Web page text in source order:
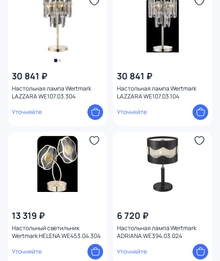
30 841 ₽
Настольная лампа Wertmark
LAZZARA WE107.03.304
Уточняйте
30 841 ₽
Настольная лампа Wertmark
LAZZARA WE107.03.104
Уточняйте
13 319 ₽
Настольный светильник
Wertmark HELENA WE453.04.304
Уточняйте
6 720 ₽
Настольная лампа Wertmark
ADRIANA WE394.03.024
Уточняйте